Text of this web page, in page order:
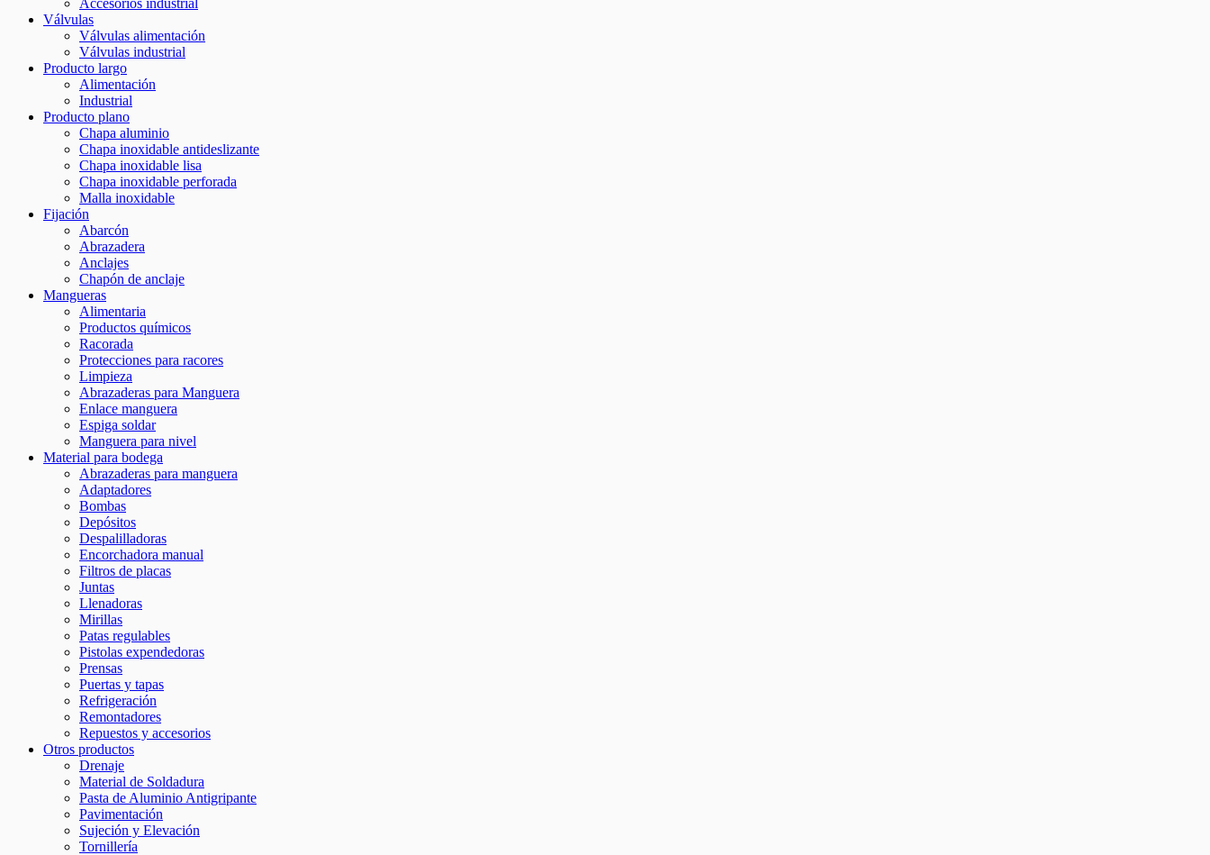
Válvulas
Válvulas alimentación
Válvulas industrial
Producto largo
Alimentación
Industrial
Producto plano
Chapa aluminio
Chapa inoxidable antideslizante
Chapa inoxidable lisa
Chapa inoxidable perforada
Malla inoxidable
Fijación
Abarcón
Abrazadera
Anclajes
Chapón de anclaje
Mangueras
Alimentaria
Productos químicos
Racorada
Protecciones para racores
Limpieza
Abrazaderas para Manguera
Enlace manguera
Espiga soldar
Manguera para nivel
Material para bodega
Abrazaderas para manguera
Adaptadores
Bombas
Depósitos
Despalilladoras
Encorchadora manual
Filtros de placas
Juntas
Llenadoras
Mirillas
Patas regulables
Pistolas expendedoras
Prensas
Puertas y tapas
Refrigeración
Remontadores
Repuestos y accesorios
Otros productos
Drenaje
Material de Soldadura
Pasta de Aluminio Antigripante
Pavimentación
Sujeción y Elevación
Tornillería